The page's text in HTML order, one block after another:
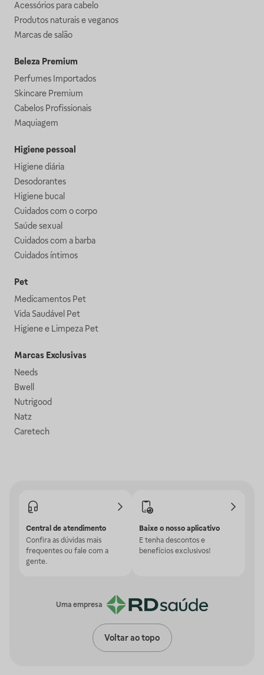
Acessórios para cabelo
Produtos naturais e veganos
Marcas de salão
Beleza Premium
Perfumes Importados
Skincare Premium
Cabelos Profissionais
Maquiagem
Higiene pessoal
Higiene diária
Desodorantes
Higiene bucal
Cuidados com o corpo
Saúde sexual
Cuidados com a barba
Cuidados íntimos
Pet
Medicamentos Pet
Vida Saudável Pet
Higiene e Limpeza Pet
Marcas Exclusivas
Needs
Bwell
Nutrigood
Natz
Caretech
Central de atendimento
Confira as dúvidas mais
frequentes ou fale com a
gente.
Baixe o nosso aplicativo
E tenha descontos e
benefícios exclusivos!
Uma empresa
Voltar ao topo